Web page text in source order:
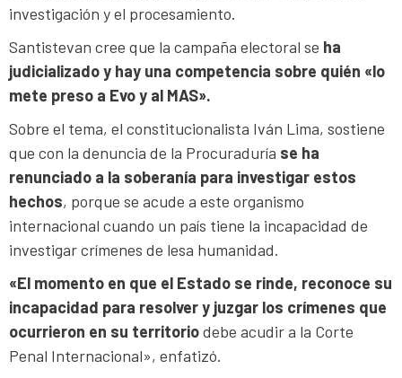
investigación y el procesamiento.
Santistevan cree que la campaña electoral se ha
judicializado y hay una competencia sobre quién «lo
mete preso a Evo y al MAS».
Sobre el tema, el constitucionalista Iván Lima, sostiene
que con la denuncia de la Procuraduría se ha
renunciado a la soberanía para investigar estos
hechos, porque se acude a este organismo
internacional cuando un país tiene la incapacidad de
investigar crímenes de lesa humanidad.
«El momento en que el Estado se rinde, reconoce su
incapacidad para resolver y juzgar los crímenes que
ocurrieron en su territoriodebe acudir a la Corte
Penal Internacional», enfatizó.